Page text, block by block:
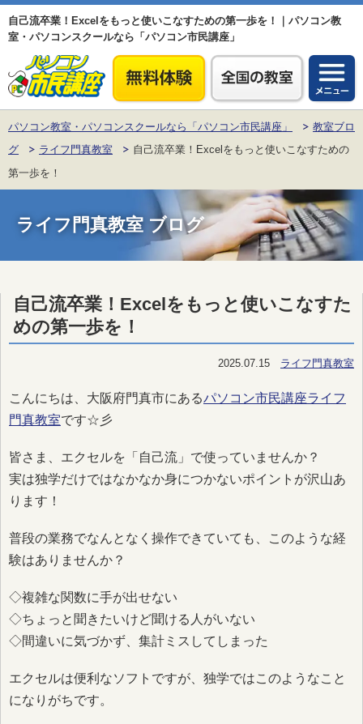
自己流卒業！Excelをもっと使いこなすための第一歩を！｜パソコン教
室・パソコンスクールなら「パソコン市民講座」
パソコン教室・パソコンスクールなら「パソコン市民講座」
教室ブロ
グ
ライフ門真教室
自己流卒業！Excelをもっと使いこなすための
第一歩を！
ライフ門真教室 ブログ
自己流卒業！Excelをもっと使いこなすた
めの第一歩を！
2025.07.15 ライフ門真教室
こんにちは、大阪府門真市にあるパソコン市民講座ライフ
門真教室です☆彡
皆さま、エクセルを「自己流」で使っていませんか？
実は独学だけではなかなか身につかないポイントが沢山あ
ります！
普段の業務でなんとなく操作できていても、このような経
験はありませんか？
◇複雑な関数に手が出せない
◇ちょっと聞きたいけど聞ける人がいない
◇間違いに気づかず、集計ミスしてしまった
エクセルは便利なソフトですが、独学ではこのようなこと
になりがちです。